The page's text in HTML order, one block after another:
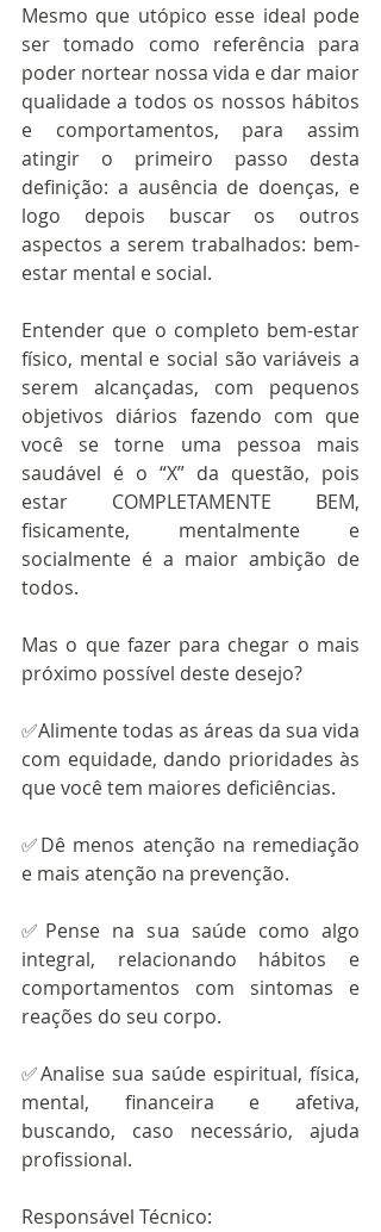
Mesmo que utópico esse ideal pode
ser tomado como referência para
poder nortear nossa vida e dar maior
qualidade a todos os nossos hábitos
e comportamentos, para assim
atingir o primeiro passo desta
definição: a ausência de doenças, e
logo depois buscar os outros
aspectos a serem trabalhados: bem-
estar mental e social.
Entender que o completo bem-estar
físico, mental e social são variáveis a
serem alcançadas, com pequenos
objetivos diários fazendo com que
você se torne uma pessoa mais
saudável é o “X” da questão, pois
estar COMPLETAMENTE BEM,
fisicamente, mentalmente e
socialmente é a maior ambição de
todos.
Mas o que fazer para chegar o mais
próximo possível deste desejo?
✅Alimente todas as áreas da sua vida
com equidade, dando prioridades às
que você tem maiores deficiências.
✅Dê menos atenção na remediação
e mais atenção na prevenção.
✅Pense na sua saúde como algo
integral, relacionando hábitos e
comportamentos com sintomas e
reações do seu corpo.
✅Analise sua saúde espiritual, física,
mental, financeira e afetiva,
buscando, caso necessário, ajuda
profissional.
Responsável Técnico: